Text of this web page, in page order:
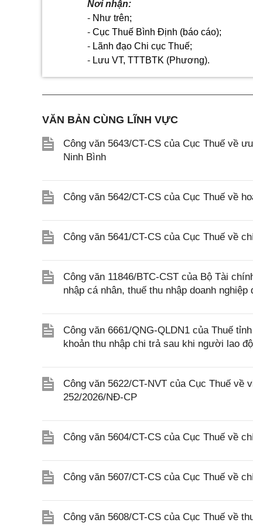
Nơi nhận:
- Như trên;
-Cục Thuế Bình Định (báo cáo);
- Lãnh đạo Chi cục Thuế;
- Lưu VT, TTTBTK (Phương).
VĂN BẢN CÙNG LĨNH VỰC
Công văn 5643/CT-CS của Cục Thuế về
Ninh Bình
Công văn 5642/CT-CS của Cục Thuế về
Công văn 5641/CT-CS của Cục Thuế về
Công văn 11846/BTC-CST của Bộ Tài
nhập cá nhân, thuế thu nhập doanh
Công văn 6661/QNG-QLDN1 của Thuế
khoản thu nhập chi trả sau khi người lao
Công văn 5622/CT-NVT của Cục Thuế về
252/2026/NĐ-CP
Công văn 5604/CT-CS của Cục Thuế về
Công văn 5607/CT-CS của Cục Thuế về
Công văn 5608/CT-CS của Cục Thuế về